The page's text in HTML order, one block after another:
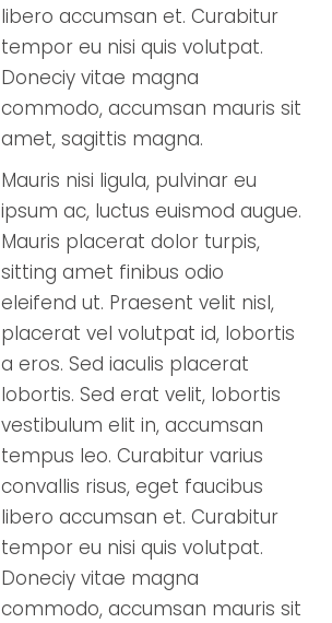
libero accumsan et. Curabitur
tempor eu nisi quis volutpat.
Doneciy vitae magna
commodo, accumsan mauris sit
amet, sagittis magna.
Mauris nisi ligula, pulvinar eu
ipsum ac, luctus euismod augue.
Mauris placerat dolor turpis,
sitting amet finibus odio
eleifend ut. Praesent velit nisl,
placerat vel volutpat id, lobortis
a eros. Sed iaculis placerat
lobortis. Sed erat velit, lobortis
vestibulum elit in, accumsan
tempus leo. Curabitur varius
convallis risus, eget faucibus
libero accumsan et. Curabitur
tempor eu nisi quis volutpat.
Doneciy vitae magna
commodo, accumsan mauris sit